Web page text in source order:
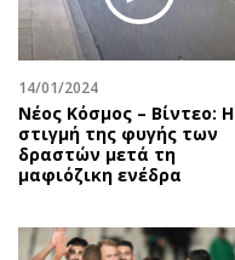
Αθλητισμός
Κύπρος
Ελλάδα
Διεθνή
Κληρώσεις Allwyn
Οικονομία
14/01/2024
Νέος Κόσμος – Βίντεο: Η
στιγμή της φυγής των
δραστών μετά τη
μαφιόζικη ενέδρα